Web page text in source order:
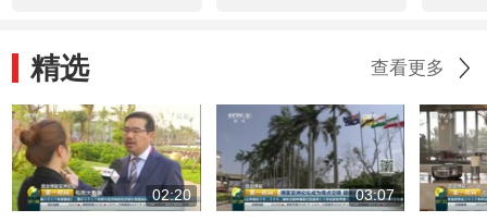
精选 查看更多
02:20 03:07